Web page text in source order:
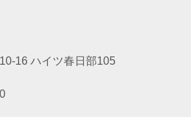
16 ハイツ春日部105